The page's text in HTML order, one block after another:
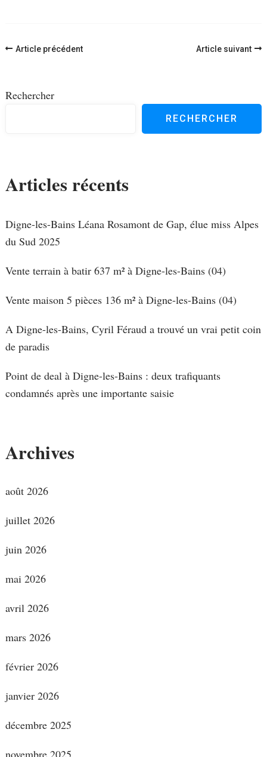
Navigation
Article précédent Article suivant
Rechercher
RECHERCHER
Articles récents
Digne-les-Bains Léana Rosamont de Gap, élue miss Alpes
du Sud 2025
Vente terrain à batir 637 m² à Digne-les-Bains (04)
Vente maison 5 pièces 136 m² à Digne-les-Bains (04)
A Digne-les-Bains, Cyril Féraud a trouvé un vrai petit coin
de paradis
Point de deal à Digne-les-Bains : deux trafiquants
condamnés après une importante saisie
Archives
août 2026
juillet 2026
juin 2026
mai 2026
avril 2026
mars 2026
février 2026
janvier 2026
décembre 2025
novembre 2025